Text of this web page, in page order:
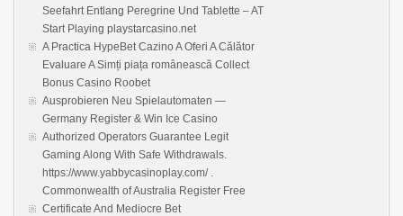
Seefahrt Entlang Peregrine Und Tablette – AT
Start Playing playstarcasino.net
A Practica HypeBet Cazino A Oferi A Călător
Evaluare A Simți piața românească Collect
Bonus Casino Roobet
Ausprobieren Neu Spielautomaten —
Germany Register & Win Ice Casino
Authorized Operators Guarantee Legit
Gaming Along With Safe Withdrawals.
https://www.yabbycasinoplay.com/ .
Commonwealth of Australia Register Free
Certificate And Mediocre Bet